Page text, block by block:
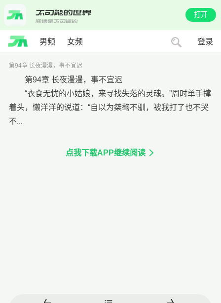
打开
男频 女频 登录
第94章 长夜漫漫，事不宜迟
第94章 长夜漫漫，事不宜迟
“衣食无忧的小姑娘，来寻找失落的灵魂。”周时单手撑
着头，懒洋洋的说道：“自以为桀骜不驯，被我打了也不哭
不...
点我下载APP继续阅读